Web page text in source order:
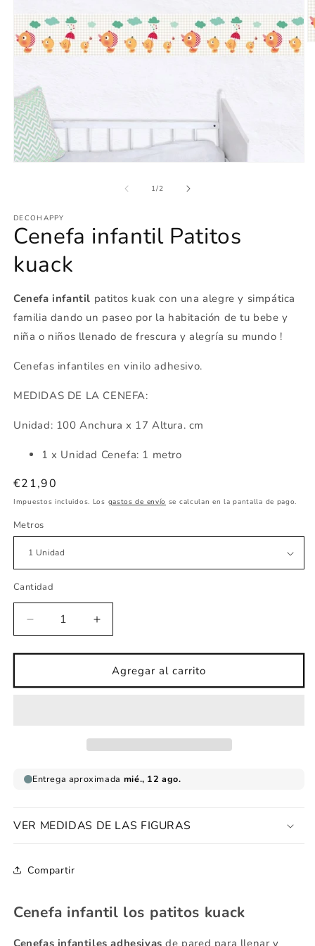
una
ventana
modal
1/de2
DECOHAPPY
Cenefa infantil Patitos
kuack
Cenefa infantil patitos kuak con una alegre y simpática
familia dando un paseo por la habitación de tu bebe y
niña o niños llenado de frescura y alegría su mundo !
Cenefas infantiles en vinilo adhesivo.
MEDIDAS DE LA CENEFA:
Unidad: 100 Anchura x 17 Altura. cm
1 x Unidad Cenefa: 1 metro
Precio
habitual
€21,90
Impuestos incluidos. Los gastos de envío se calculan en la pantalla de pago.
Metros
Cantidad
Reducir
cantidad
para
infantil
Aumentar
cantidad
para
Cenefa
infantil
Agregar al carrito
VER MEDIDAS DE LAS FIGURAS
Compartir
Cenefa infantil los patitos kuack